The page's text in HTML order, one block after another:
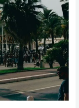
جامع
بهترین
کشورهای
اروپا
برای
مهاجرت